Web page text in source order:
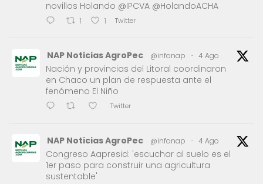
novillos Holando @IPCVA @HolandoACHA
1 1 Twitter
NAP Noticias AgroPec @infonap · 4 Ago
Nación y provincias del Litoral coordinaron
en Chaco un plan de respuesta ante el
fenómeno El Niño
Twitter
NAP Noticias AgroPec @infonap · 4 Ago
Congreso Aapresid: 'escuchar al suelo es el
1er paso para construir una agricultura
sustentable'